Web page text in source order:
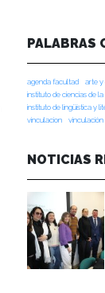
PALABRAS
agenda facultad arte y
instituto de ciencias de
instituto de lingüística y
vinculacion
vinculación
NOTICIAS